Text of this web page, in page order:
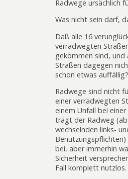
Radwege ursächlich
Was nicht sein darf,
Daß alle 16
verradwegten
gekommen sind, und
Straßen dagegen
schon etwas auffällig?
Radwege sind nicht
einer verradwegten
einem Unfall bei
trägt der Radweg
wechselnden links-
Benutzungspflichten)
bei, aber immerhin
Sicherheit
Fall komplett nutzlos.